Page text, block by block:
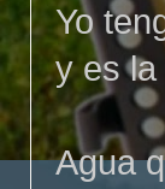
Yo
y es
Agua